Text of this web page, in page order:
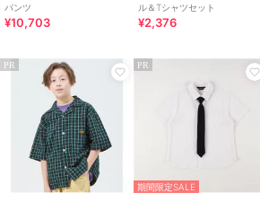
パンツ
¥10,703
ル＆Tシャツセット
¥2,376
PR PR
期間限定SALE